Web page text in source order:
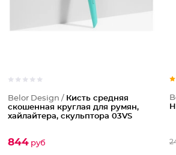
Belor Design / Кисть средняя
скошенная круглая для румян,
хайлайтера, скульптора 03VS
844руб